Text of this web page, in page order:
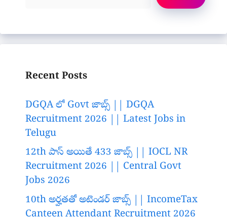
Recent Posts
DGQA లో Govt జాబ్స్ || DGQA
Recruitment 2026 || Latest Jobs in
Telugu
12th పాస్ అయితే 433 జాబ్స్ || IOCL NR
Recruitment 2026 || Central Govt
Jobs 2026
10th అర్హతతో అటెండర్ జాబ్స్ || IncomeTax
Canteen Attendant Recruitment 2026